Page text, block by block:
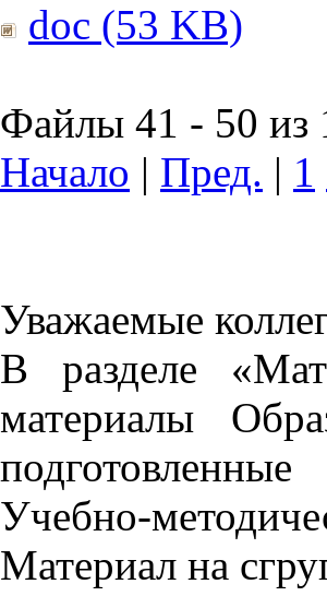
doc (53 KB)
Файлы 41 - 50 из
Начало | Пред. | 1
Уважаемые
В разделе
материалы
Учебно-
Материал на